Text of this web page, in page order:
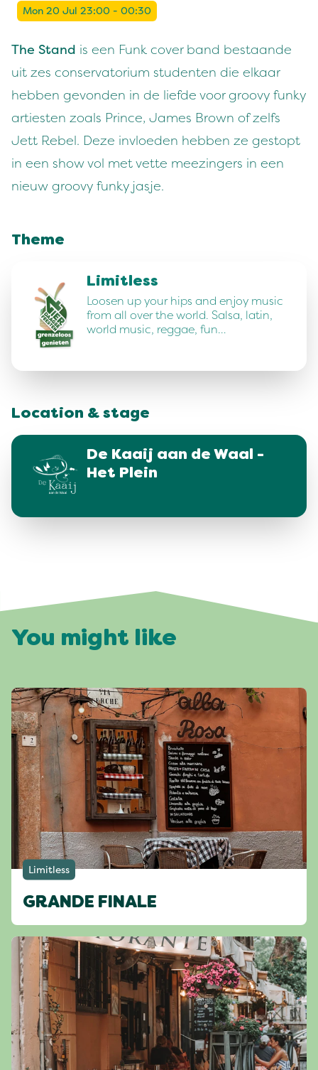
Mon 20 Jul 23:00 - 00:30
The Stand is een Funk cover band bestaande
uit zes conservatorium studenten die elkaar
hebben gevonden in de liefde voor groovy funky
artiesten zoals Prince, James Brown of zelfs
Jett Rebel. Deze invloeden hebben ze gestopt
in een show vol met vette meezingers in een
nieuw groovy funky jasje.
Theme
Limitless
Loosen up your hips and enjoy music
from all over the world. Salsa, latin,
world music, reggae, fun…
Location & stage
De Kaaij aan de Waal -
Het Plein
You might like
Limitless
GRANDE FINALE